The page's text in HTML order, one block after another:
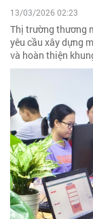
13/03/2026 02:23
Thị trường thương
yêu cầu xây dựng
và hoàn thiện